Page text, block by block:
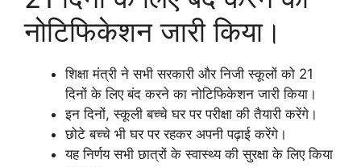
नोटिफिकेशन जारी किया।
शिक्षा मंत्री ने सभी सरकारी और निजी स्कूलों को 21
दिनों के लिए बंद करने का नोटिफिकेशन जारी किया।
इन दिनों, स्कूली बच्चे घर पर परीक्षा की तैयारी करेंगे।
छोटे बच्चे भी घर पर रहकर अपनी पढ़ाई करेंगे।
यह निर्णय सभी छात्रों के स्वास्थ्य की सुरक्षा के लिए किया